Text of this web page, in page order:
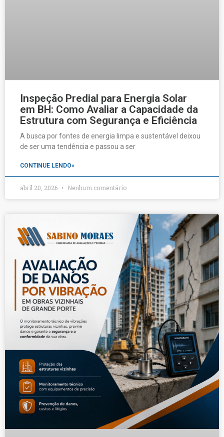
Inspeção Predial para Energia Solar
em BH: Como Avaliar a Capacidade da
Estrutura com Segurança e Eficiência
A busca por fontes de energia limpa e sustentável deixou
de ser uma tendência e passou a ser
CONTINUE LENDO»
abril 20, 2026 Nenhum comentário